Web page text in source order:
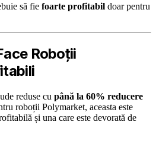
să fie foarte profitabil doar pentru
Roboții
reduse cu până la 60% reducere
roboții Polymarket, aceasta este
și una care este devorată de